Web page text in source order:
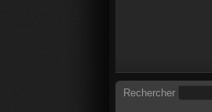
Rechercher